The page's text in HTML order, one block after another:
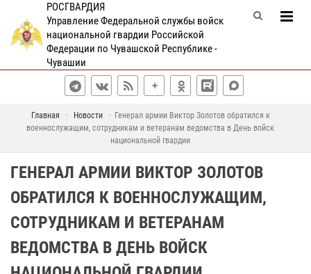
РОСГВАРДИЯ
Управление Федеральной службы войск
национальной гвардии Российской
Федерации по Чувашской Республике -
Чувашии
Главная Новости
Генерал армии Виктор Золотов обратился к
военнослужащим, сотрудникам и ветеранам ведомства в День войск
национальной гвардии
ГЕНЕРАЛ АРМИИ ВИКТОР ЗОЛОТОВ
ОБРАТИЛСЯ К ВОЕННОСЛУЖАЩИМ,
СОТРУДНИКАМ И ВЕТЕРАНАМ
ВЕДОМСТВА В ДЕНЬ ВОЙСК